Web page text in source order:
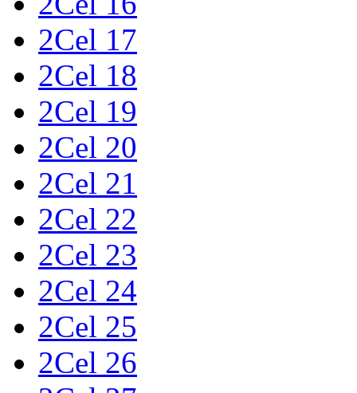
2Cel 17
2Cel 18
2Cel 19
2Cel 20
2Cel 21
2Cel 22
2Cel 23
2Cel 24
2Cel 25
2Cel 26